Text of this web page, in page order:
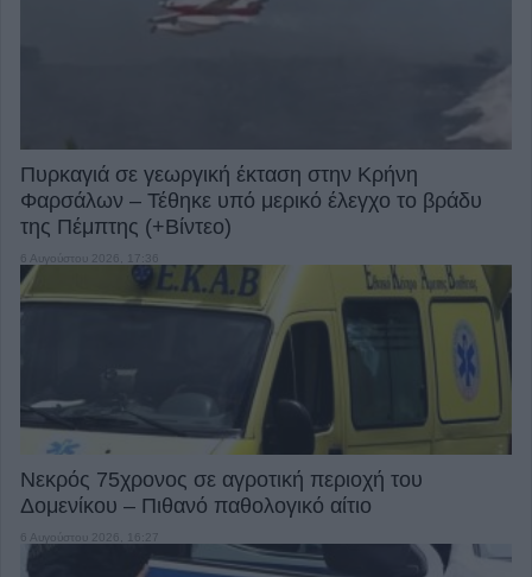
Πυρκαγιά σε γεωργική έκταση στην Κρήνη
Φαρσάλων – Τέθηκε υπό μερικό έλεγχο το βράδυ
της Πέμπτης (+Βίντεο)
6 Αυγούστου 2026, 17:36
Νεκρός 75χρονος σε αγροτική περιοχή του
Δομενίκου – Πιθανό παθολογικό αίτιο
6 Αυγούστου 2026, 16:27